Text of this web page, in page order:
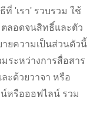
'เรา' รวบรวม ใช้
ลอดจนสิทธิ์และตัว
ยความเป็นส่วนตัวนี้
ระหว่างการสื่อสาร
ะด้วยวาจา หรือ
หรือออฟไลน์ รวม